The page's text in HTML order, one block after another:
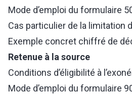
Mode d’emploi du formulaire
Cas particulier de la limitation
Exemple concret chiffré de
Retenue à la source
Conditions d’éligibilité à
Mode d’emploi du formulaire